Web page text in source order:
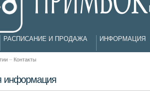
РАСПИСАНИЕ И ПРОДАЖА ИНФОРМАЦИЯ
– Контакты
информация